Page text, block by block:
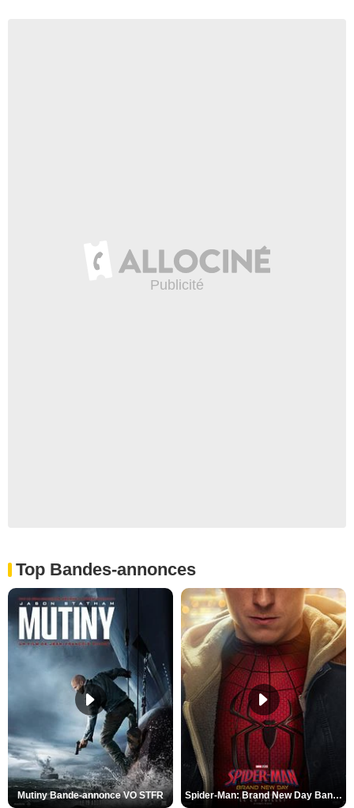
Top Bandes-annonces
Mutiny Bande-annonce VO STFR Spider-Man: Brand New Day Bande-annonce VO STFR